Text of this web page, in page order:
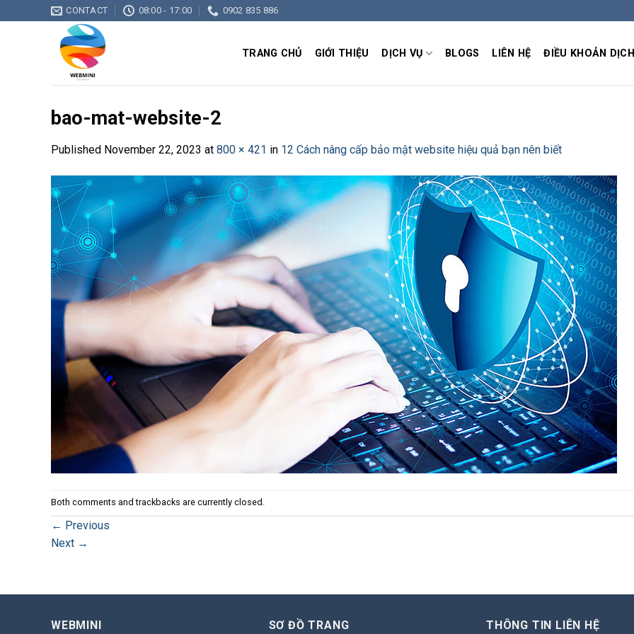
CONTACT 08:00 - 17:00 0902 835 886
TRANG CHỦ GIỚI THIỆU DỊCH VỤ BLOGS LIÊN HỆ ĐIỀU KHOẢN
bao-mat-website-2
Published November 22, 2023 at 800 × 421 in 12 Cách nâng cấp bảo mật website hiệu quả bạn nên biết
Both comments and trackbacks are currently closed.
← Previous
Next →
WEBMINI SƠ ĐỒ TRANG THÔNG TIN LIÊN HỆ